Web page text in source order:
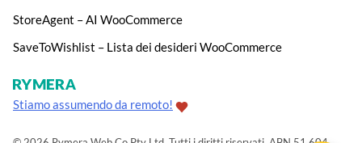
StoreAgent – AI WooCommerce
SaveToWishlist – Lista dei desideri WooCommerce
Stiamo assumendo da remoto!